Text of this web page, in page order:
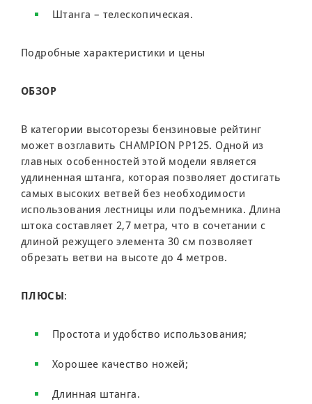
Штанга – телескопическая.
Подробные характеристики и цены
ОБЗОР
В категории высоторезы бензиновые рейтинг
может возглавить CHAMPION PP125. Одной из
главных особенностей этой модели является
удлиненная штанга, которая позволяет достигать
самых высоких ветвей без необходимости
использования лестницы или подъемника. Длина
штока составляет 2,7 метра, что в сочетании с
длиной режущего элемента 30 см позволяет
обрезать ветви на высоте до 4 метров.
ПЛЮСЫ :
Простота и удобство использования;
Хорошее качество ножей;
Длинная штанга.